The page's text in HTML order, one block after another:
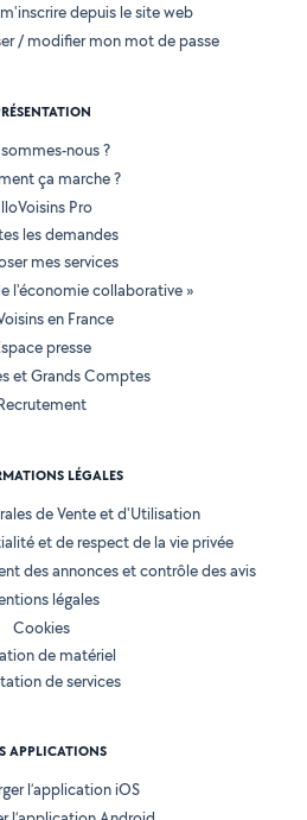
depuis le site web
/ modifier mon mot de passe
nous ?
ça marche ?
Pro
les demandes
mes services
l'économie collaborative »
en France
presse
et Grands Comptes
LÉGALES
de Vente et d'Utilisation
et de respect de la vie privée
des annonces et contrôle des avis
légales
Cookies
de matériel
de services
APPLICATIONS
l’application iOS